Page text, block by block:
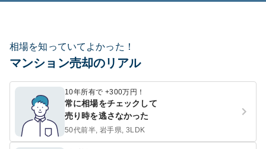
相場を知っていてよかった！
マンション売却のリアル
10年所有で +300万円！
常に相場をチェックして
売り時を逃さなかった
50代前半, 岩手県, 3LDK